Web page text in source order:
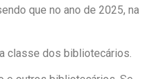
que no ano de 2025, na
classe dos bibliotecários.